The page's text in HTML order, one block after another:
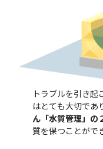
トラブルを引き
はとても大切であ
ん「水質管理」の
質を保つことがで